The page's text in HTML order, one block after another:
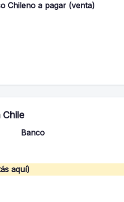
Chileno a pagar (venta)
Banco
aquí)